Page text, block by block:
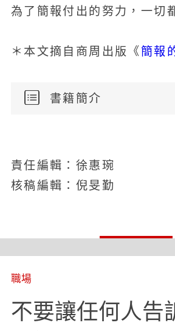
為了簡報付出的努力，一切
＊本文摘自商周出版《 簡報
書籍簡介
責任編輯：徐惠琬
核稿編輯：倪旻勤
職場
不要讓任何人告